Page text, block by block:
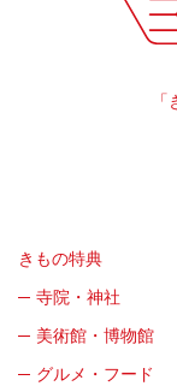
きもの特典
寺院・神社
美術館・博物館
グルメ・フード